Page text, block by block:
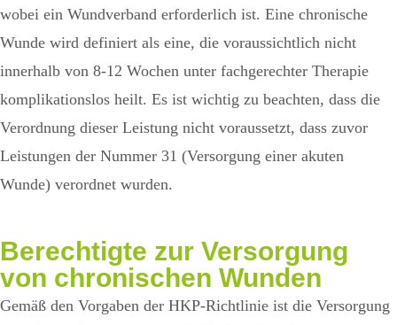
wobei ein Wundverband erforderlich ist. Eine chronische
Wunde wird definiert als eine, die voraussichtlich nicht
innerhalb von 8-12 Wochen unter fachgerechter Therapie
komplikationslos heilt. Es ist wichtig zu beachten, dass die
Verordnung dieser Leistung nicht voraussetzt, dass zuvor
Leistungen der Nummer 31 (Versorgung einer akuten
Wunde) verordnet wurden.
Berechtigte zur Versorgung
von chronischen Wunden
Gemäß den Vorgaben der HKP-Richtlinie ist die Versorgung